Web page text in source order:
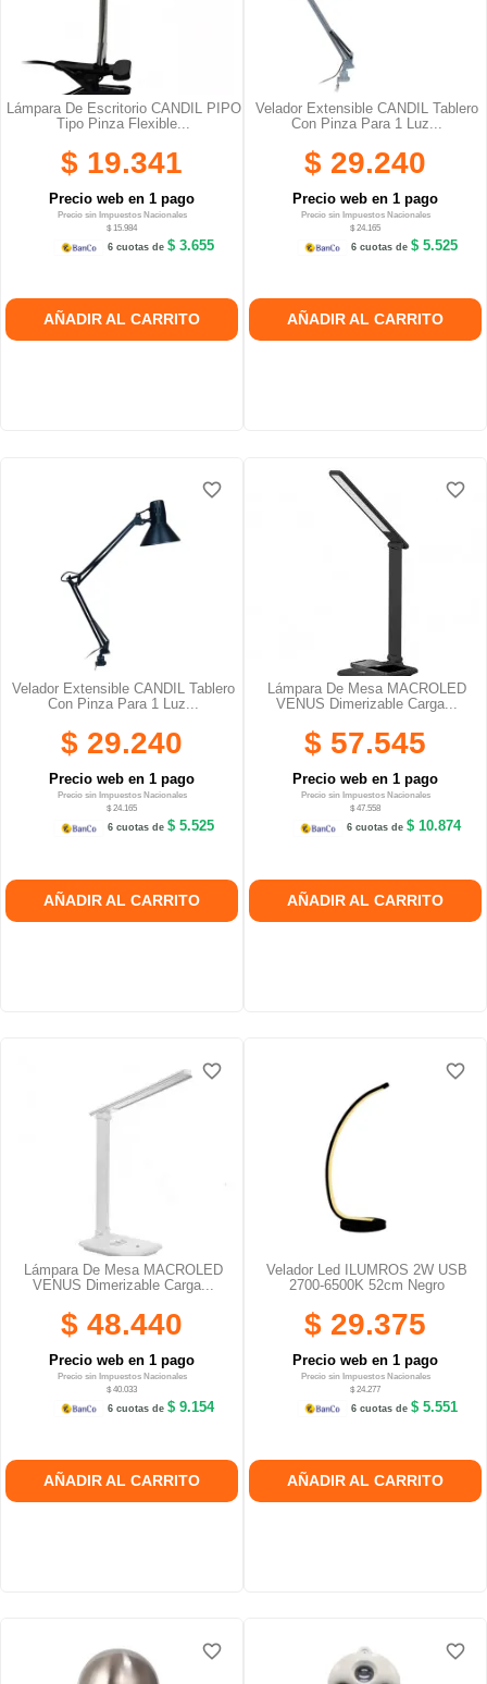
Lámpara De Escritorio CANDIL PIPO
Tipo Pinza Flexible...
$ 19.341
Precio web en 1 pago
Precio sin Impuestos Nacionales
$ 15.984
6 cuotas de $ 3.655
AÑADIR AL CARRITO
Velador Extensible CANDIL Tablero
Con Pinza Para 1 Luz...
$ 29.240
Precio web en 1 pago
Precio sin Impuestos Nacionales
$ 24.165
6 cuotas de $ 5.525
AÑADIR AL CARRITO
Velador Extensible CANDIL Tablero
Con Pinza Para 1 Luz...
$ 29.240
Precio web en 1 pago
Precio sin Impuestos Nacionales
$ 24.165
6 cuotas de $ 5.525
AÑADIR AL CARRITO
favorite_border
favorite_border
favorite_border
Lámpara De Mesa MACROLED
VENUS Dimerizable Carga...
$ 57.545
Precio web en 1 pago
Precio sin Impuestos Nacionales
$ 47.558
6 cuotas de$ 10.874
AÑADIR AL CARRITO
favorite_border
favorite_border
favorite_border
Lámpara De Mesa MACROLED
VENUS Dimerizable Carga...
$ 48.440
Precio web en 1 pago
Precio sin Impuestos Nacionales
$ 40.033
6 cuotas de $ 9.154
AÑADIR AL CARRITO
favorite_border
favorite_border
favorite_border
Velador Led ILUMROS 2W USB
2700-6500K 52cm Negro
$ 29.375
Precio web en 1 pago
Precio sin Impuestos Nacionales
$ 24.277
6 cuotas de $ 5.551
AÑADIR AL CARRITO
favorite_border
favorite_border
favorite_border
favorite_border
favorite_border
favorite_border favorite_border
favorite_border
favorite_border